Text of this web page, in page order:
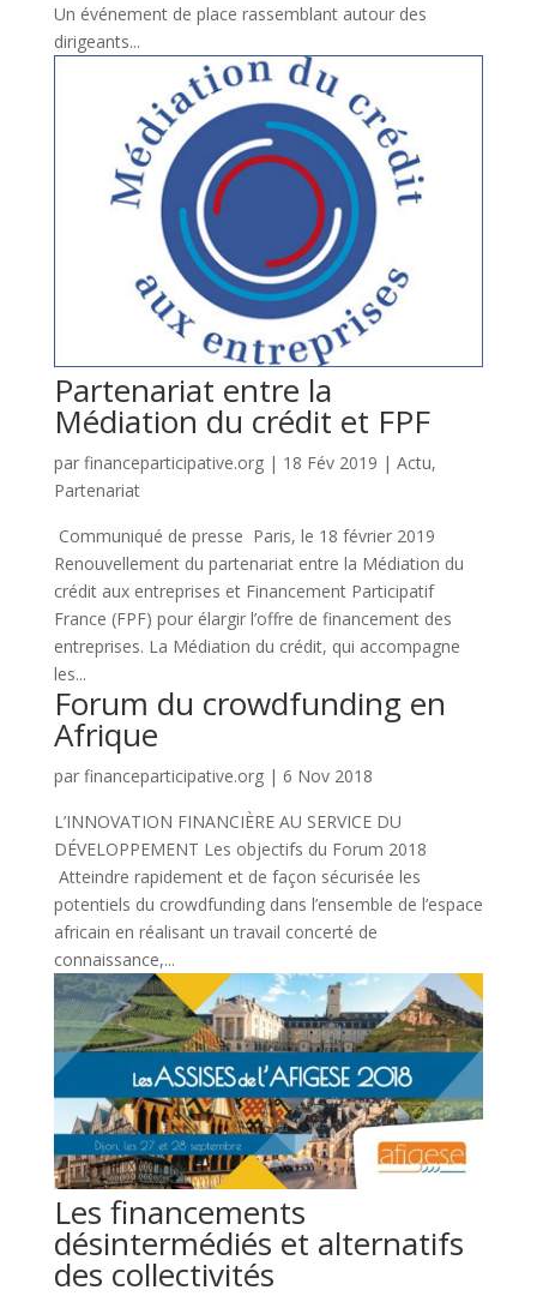
Un événement de place rassemblant autour des
dirigeants...
Partenariat entre la
Médiation du crédit et FPF
par financeparticipative.org| 18 Fév 2019 | Actu,
Partenariat
Communiqué de presse Paris, le 18 février 2019
Renouvellement du partenariat entre la Médiation du
crédit aux entreprises et Financement Participatif
France (FPF) pour élargir l’offre de financement des
entreprises. La Médiation du crédit, qui accompagne
les...
Forum du crowdfunding en
Afrique
par financeparticipative.org| 6 Nov 2018
L’INNOVATION FINANCIÈRE AU SERVICE DU
DÉVELOPPEMENT Les objectifs du Forum 2018
Atteindre rapidement et de façon sécurisée les
potentiels du crowdfunding dans l’ensemble de l’espace
africain en réalisant un travail concerté de
connaissance,...
Les financements
désintermédiés et alternatifs
des collectivités